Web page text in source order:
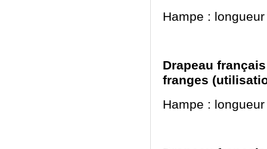
Hampe :
Drapeau
franges
Hampe :